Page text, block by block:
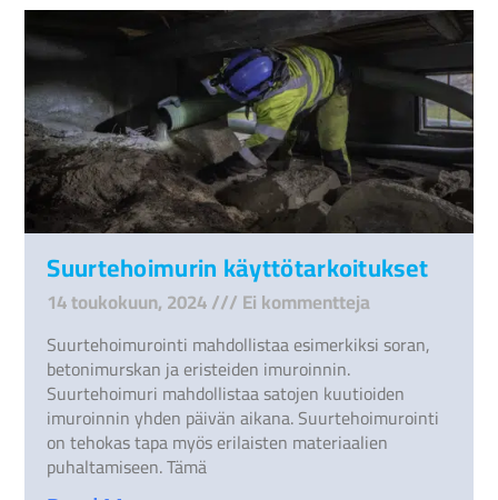
Suurtehoimurin käyttötarkoitukset
14 toukokuun, 2024 Ei kommentteja
Suurtehoimurointi mahdollistaa esimerkiksi soran,
betonimurskan ja eristeiden imuroinnin.
Suurtehoimuri mahdollistaa satojen kuutioiden
imuroinnin yhden päivän aikana. Suurtehoimurointi
on tehokas tapa myös erilaisten materiaalien
puhaltamiseen. Tämä